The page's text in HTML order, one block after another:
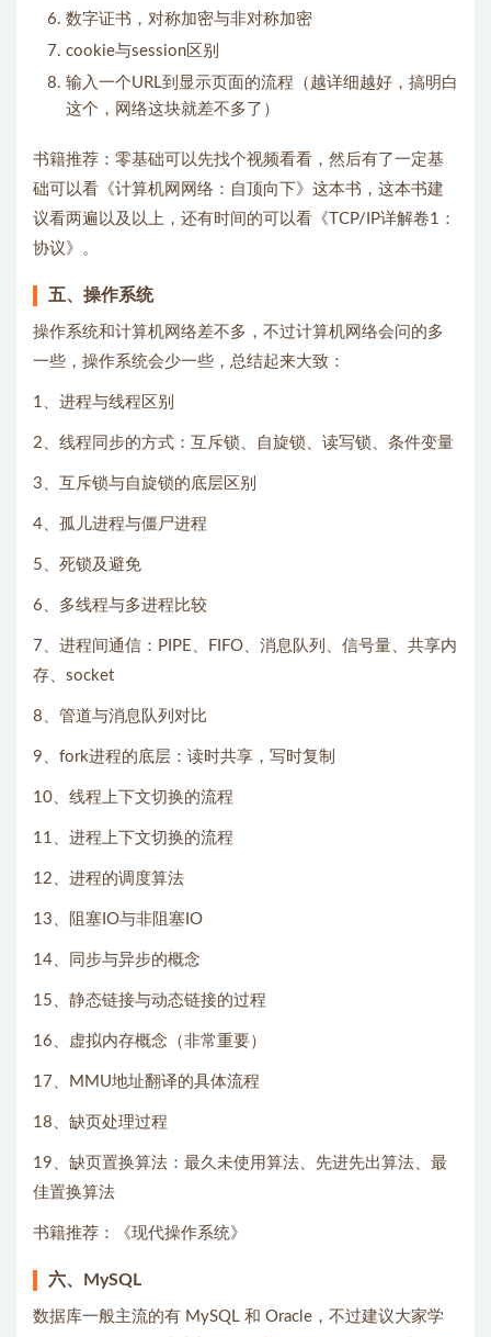
数字证书，对称加密与非对称加密
cookie与session区别
输入一个URL到显示页面的流程（越详细越好，搞明白
这个，网络这块就差不多了）
书籍推荐：零基础可以先找个视频看看，然后有了一定基
础可以看《计算机网网络：自顶向下》这本书，这本书建
议看两遍以及以上，还有时间的可以看《TCP/IP详解卷1：
协议》。
五、操作系统
操作系统和计算机网络差不多，不过计算机网络会问的多
一些，操作系统会少一些，总结起来大致：
1、进程与线程区别
2、线程同步的方式：互斥锁、自旋锁、读写锁、条件变量
3、互斥锁与自旋锁的底层区别
4、孤儿进程与僵尸进程
5、死锁及避免
6、多线程与多进程比较
7、进程间通信：PIPE、FIFO、消息队列、信号量、共享内
存、socket
8、管道与消息队列对比
9、fork进程的底层：读时共享，写时复制
10、线程上下文切换的流程
11、进程上下文切换的流程
12、进程的调度算法
13、阻塞IO与非阻塞IO
14、同步与异步的概念
15、静态链接与动态链接的过程
16、虚拟内存概念（非常重要）
17、MMU地址翻译的具体流程
18、缺页处理过程
19、缺页置换算法：最久未使用算法、先进先出算法、最
佳置换算法
书籍推荐：《现代操作系统》
六、MySQL
数据库一般主流的有 MySQL 和 Oracle，不过建议大家学